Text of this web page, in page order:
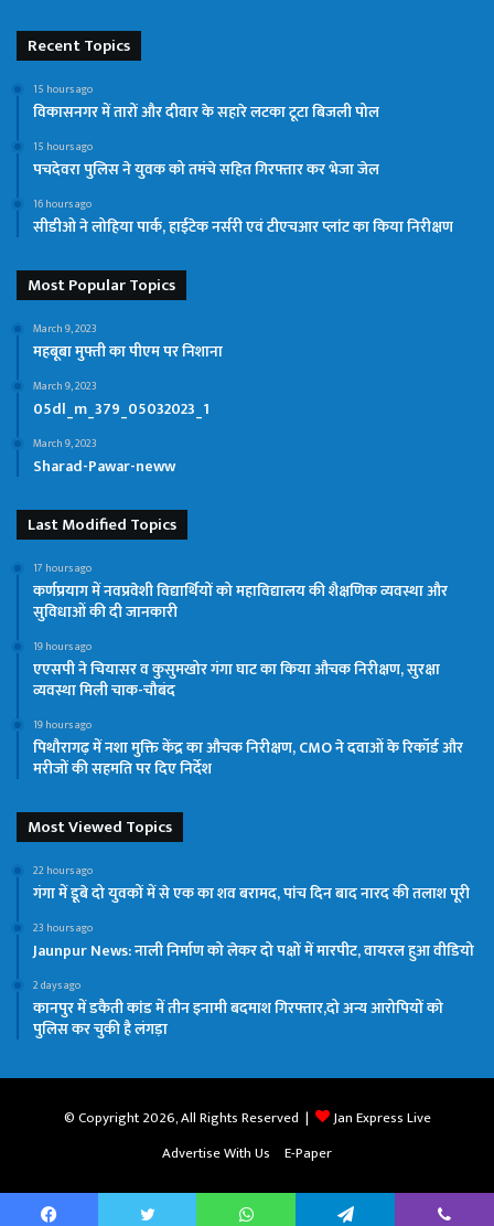
Recent Topics
15 hours ago
विकासनगर में तारों और दीवार के सहारे लटका टूटा बिजली पोल
15 hours ago
पचदेवरा पुलिस ने युवक को तमंचे सहित गिरफ्तार कर भेजा जेल
16 hours ago
सीडीओ ने लोहिया पार्क, हाईटेक नर्सरी एवं टीएचआर प्लांट का किया निरीक्षण
Most Popular Topics
March 9, 2023
महबूबा मुफ्ती का पीएम पर निशाना
March 9, 2023
05dl_m_379_05032023_1
March 9, 2023
Sharad-Pawar-neww
Last Modified Topics
17 hours ago
कर्णप्रयाग में नवप्रवेशी विद्यार्थियों को महाविद्यालय की शैक्षणिक व्यवस्था और
सुविधाओं की दी जानकारी
19 hours ago
एएसपी ने चियासर व कुसुमखोर गंगा घाट का किया औचक निरीक्षण, सुरक्षा
व्यवस्था मिली चाक-चौबंद
19 hours ago
पिथौरागढ़ में नशा मुक्ति केंद्र का औचक निरीक्षण, CMO ने दवाओं के रिकॉर्ड और
मरीजों की सहमति पर दिए निर्देश
Most Viewed Topics
22 hours ago
गंगा में डूबे दो युवकों में से एक का शव बरामद, पांच दिन बाद नारद की तलाश पूरी
23 hours ago
Jaunpur News: नाली निर्माण को लेकर दो पक्षों में मारपीट, वायरल हुआ वीडियो
2 days ago
कानपुर में डकैती कांड में तीन इनामी बदमाश गिरफ्तार,दो अन्य आरोपियों को
पुलिस कर चुकी है लंगड़ा
© Copyright 2026, All Rights Reserved |
Jan Express Live
Advertise With Us
E-Paper